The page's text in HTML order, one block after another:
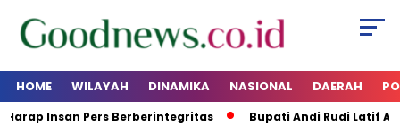
HOME WILAYAH DINAMIKA NASIONAL DAERAH
Insan Pers Berberintegritas Bupati Andi Rudi Latif Ajak